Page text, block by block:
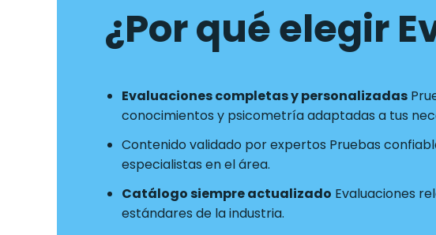
¿Por qué elegir
Evaluaciones completas y personalizadas
conocimientos y psicometría adaptadas a tus
Contenido validado por expertos Pruebas
especialistas en el área.
Catálogo siempre actualizado Evaluaciones
estándares de la industria.